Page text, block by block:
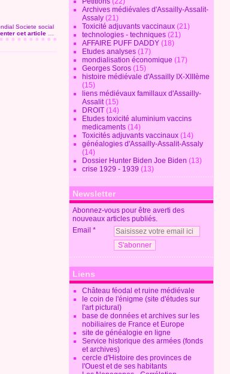
Societe social
cet article
Archives médiévales d'Assailly-Assalit-
Assaly (21)
Toxicité adjuvants vaccinaux (21)
technologies - techniques (21)
AFFAIRE PUFF DADDY (18)
Etudes analyses (17)
mondialisation économique (17)
Georges Soros (15)
histoire médiévale d'Assailly IX-XIIIème
(15)
liens médiévaux famillaux d'Assailly-
Assalit(15)
DROIT (14)
Etudes toxicité aluminium vaccins
medicaments (14)
Toxicités adjuvants vaccinaux (14)
généalogies d'Assailly-Assalit-Assaly
(14)
Dossier Hunter Biden Joe Biden (13)
crise 1929 - 1939 (13)
Newsletter
Abonnez-vous pour être averti des
nouveaux articles publiés.
Email
Liens
Château féodal et ruine médiévale
le coin de l'énigme (site d'études sur
l'art pictural)
base de données et archives sur les
nobiliaires de France et Europe
site de généalogie en ligne
Service historique des armées (fonds
et archives)
cercle d'Histoire des provinces de
l'Ouest et de ses habitants